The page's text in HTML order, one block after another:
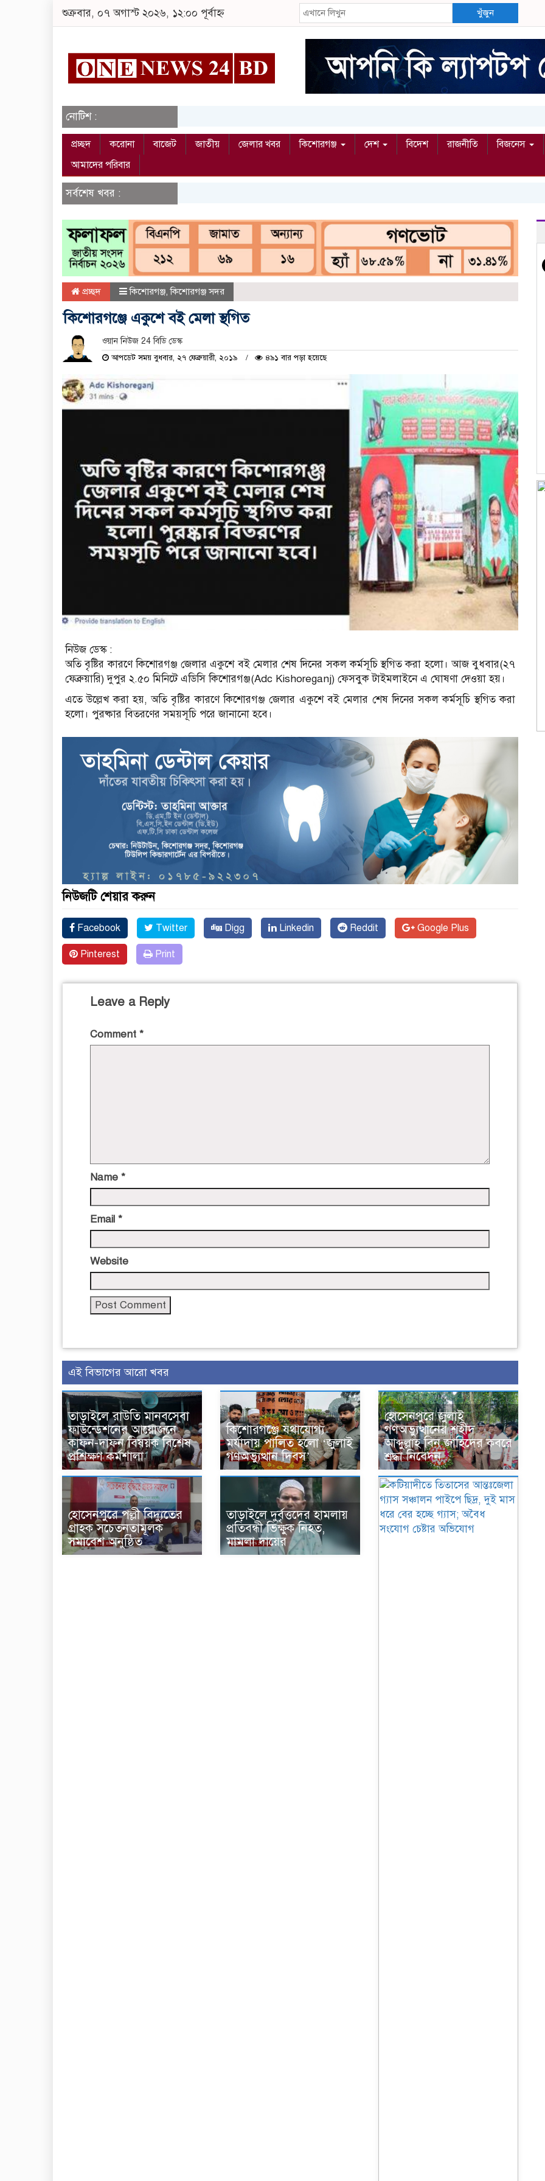
শুক্রবার, ০৭ অগাস্ট ২০২৬, ১২:০০ পূর্বাহ্ন খুঁজুন
নোটিশ :
প্রচ্ছদ করোনা বাজেট জাতীয় জেলার খবর কিশোরগঞ্জ দেশ বিদেশ রাজনীতি বিজনেস
আমাদের পরিবার
সর্বশেষ খবর :
প্রচ্ছদ কিশোরগঞ্জ,কিশোরগঞ্জ সদর
কিশোরগঞ্জে একুশে বই মেলা স্থগিত
ওয়ান নিউজ 24 বিডি ডেস্ক
আপডেট সময় বুধবার, ২৭ ফেব্রুয়ারী, ২০১৯ ৪৯১ বার পড়া হয়েছে
নিউজ ডেস্ক :
অতি বৃষ্টির কারণে কিশোরগঞ্জ জেলার একুশে বই মেলার শেষ দিনের সকল কর্মসূচি স্থগিত করা হলো। আজ বুধবার(২৭
ফেব্রুয়ারি) দুপুর ২.৫০ মিনিটে এডিসি কিশোরগঞ্জ(Adc Kishoreganj) ফেসবুক টাইমলাইনে এ ঘোষণা দেওয়া হয়।
এতে উল্লেখ করা হয়, অতি বৃষ্টির কারণে কিশোরগঞ্জ জেলার একুশে বই মেলার শেষ দিনের সকল কর্মসূচি স্থগিত করা
হলো। পুরষ্কার বিতরণের সময়সূচি পরে জানানো হবে।
নিউজটি শেয়ার করুন
Facebook Twitter Digg Linkedin Reddit Google Plus
Pinterest Print
Leave a Reply
Comment *
Name *
Email *
Website
এই বিভাগের আরো খবর
তাড়াইলে রাউতি মানবসেবা
ফাউন্ডেশনের আয়োজনে
কাফন-দাফন বিষয়ক বিশেষ
প্রশিক্ষণ কর্মশালা
কিশোরগঞ্জে যথাযোগ্য
মর্যাদায় পালিত হলো ‘জুলাই
গণঅভ্যুত্থান দিবস’
হোসেনপুরে জুলাই
গণঅভ্যুত্থানের শহীদ
আব্দুল্লাহ বিন জাহিদের কবরে
শ্রদ্ধা নিবেদন
হোসেনপুরে পল্লী বিদ্যুতের
গ্রাহক সচেতনতামূলক
সমাবেশ অনুষ্ঠিত
তাড়াইলে দুর্বৃত্তদের হামলায়
প্রতিবন্ধী ভিক্ষুক নিহত,
মামলা দায়ের